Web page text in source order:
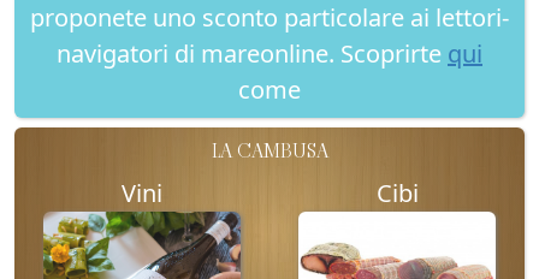
proponete uno sconto particolare ai lettori-
navigatori di mareonline. Scoprirte qui
come
LA CAMBUSA
Vini Cibi